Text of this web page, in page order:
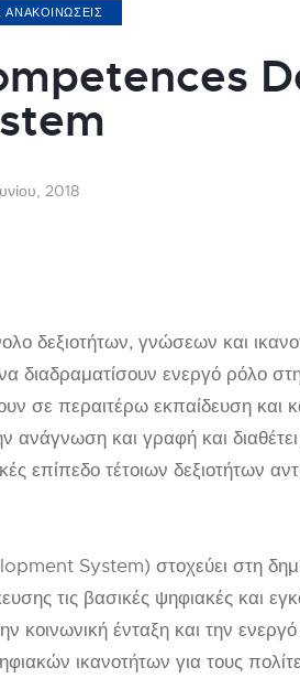
ΑΝΑΚΟΙΝΩΣΕΙΣ
2018
δεξιοτήτων, γνώσεων και
διαδραματίσουν ενεργό ρόλο
σε περαιτέρω εκπαίδευση και
και γραφή και
επίπεδο τέτοιων δεξιοτήτων
System) στοχεύει στη
τις βασικές ψηφιακές και
ένταξη και την
ικανοτήτων για τους